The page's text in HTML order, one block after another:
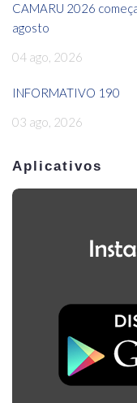
CAMARU 2026
agosto
04 ago, 2026
INFORMATIVO 190
03 ago, 2026
Aplicativos